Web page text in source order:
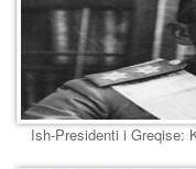
Ish-Presidenti i Greqise: